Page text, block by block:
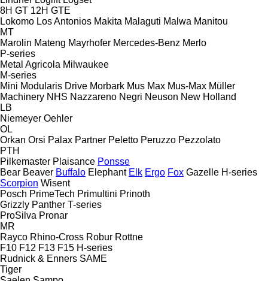
8H GT 12H GTE
Lokomo Los Antonios Makita Malaguti Malwa Manitou
MT
Marolin Mateng Mayrhofer Mercedes-Benz Merlo
P-series
Metal Agricola Milwaukee
M-series
Mini Modularis Drive Morbark Mus Max Mus-Max Müller
Machinery NHS Nazzareno Negri Neuson New Holland
LB
Niemeyer Oehler
OL
Orkan Orsi Palax Partner Peletto Peruzzo Pezzolato
PTH
Pilkemaster Plaisance Ponsse
Bear Beaver Buffalo Elephant Elk Ergo Fox Gazelle H-series
Scorpion Wisent
Posch PrimeTech Primultini Prinoth
Grizzly Panther T-series
ProSilva Pronar
MR
Rayco Rhino-Cross Robur Rottne
F10 F12 F13 F15 H-series
Rudnick & Enners SAME
Tiger